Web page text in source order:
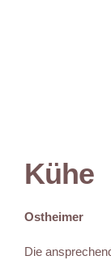
Kühe
Ostheimer
Die